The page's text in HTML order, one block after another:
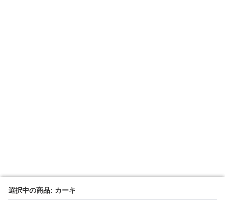
選択中の商品: カーキ
選択中の商品: カーキ